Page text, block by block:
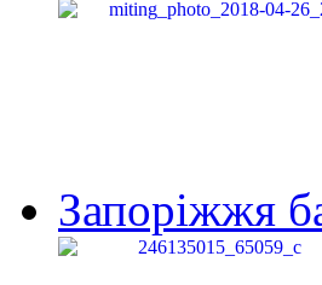
Запоріжжя